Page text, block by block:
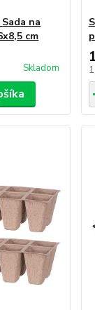
na
cm
Skladom